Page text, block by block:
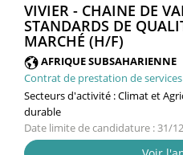
VIVIER - CHAINE DE
STANDARDS DE
MARCHÉ (H/F)
AFRIQUE SUBSAHARIENNE
Contrat de prestation de services
Secteurs d'activité :Climat et
durable
Date limite de candidature : 31/